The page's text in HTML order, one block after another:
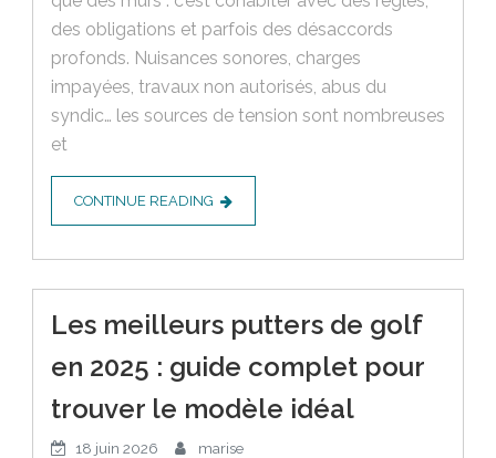
des obligations et parfois des désaccords
profonds. Nuisances sonores, charges
impayées, travaux non autorisés, abus du
syndic… les sources de tension sont nombreuses
et
CONTINUE READING
Les meilleurs putters de golf
en 2025 : guide complet pour
trouver le modèle idéal
18 juin 2026 marise